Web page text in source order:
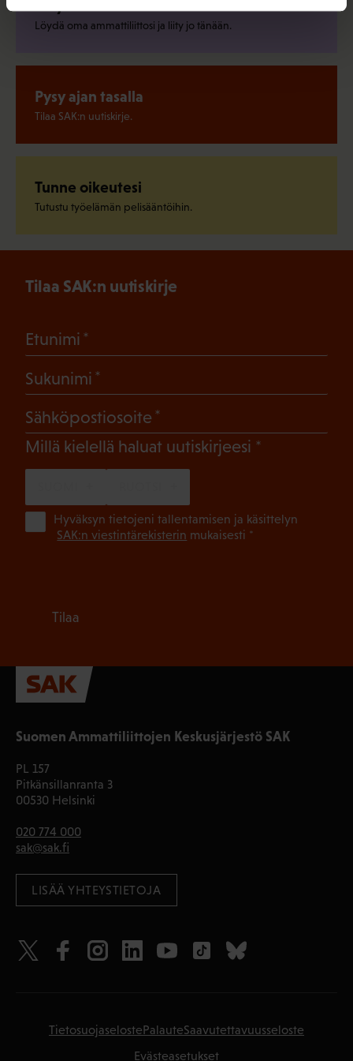
Liity ammattiliittoon
Löydä oma ammattiliittosi ja liity jo tänään.
Pysy ajan tasalla
Tilaa SAK:n uutiskirje.
Tunne oikeutesi
Tutustu työelämän pelisääntöihin.
Suomen Ammattiliittojen Keskusjärjestö SAK
PL 157
Pitkänsillanranta 3
00530 Helsinki
020 774 000
sak@sak.fi
LISÄÄ YHTEYSTIETOJA
Tilaa SAK:n uutiskirje
Etunimi
Sukunimi
Sähköpostiosoite
Millä kielellä haluat uutiskirjeesi (Pakollinen)
Hyväksyn tietojeni tallentamisen ja käsittelyn
SAK:n viestintärekisterin mukaisesti *
Tilaa
TietosuojaselostePalauteSaavutettavuusseloste
Evästeasetukset